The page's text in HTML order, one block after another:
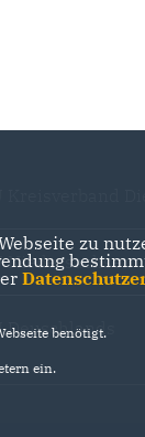
Niedersachsen
Deuschlands
zu
benötigt.
ein.